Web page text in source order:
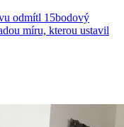
odmítl 15bodový
míru, kterou ustavil